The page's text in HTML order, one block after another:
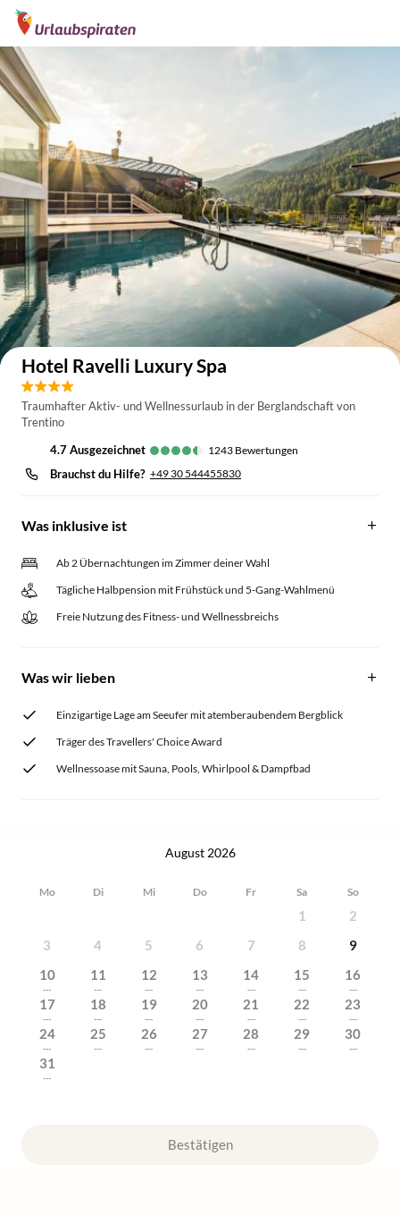
Auf der Karte anzeigen
Hotel Ravelli Luxury Spa
Traumhafter Aktiv- und Wellnessurlaub in der Berglandschaft von
Trentino
4.7
ausgezeichnet 1243 Bewertungen
Brauchst du Hilfe? +49 30 544455830
Was inklusive ist
Ab 2 Übernachtungen im Zimmer deiner Wahl
Tägliche Halbpension mit Frühstück und 5-Gang-Wahlmenü
Freie Nutzung des Fitness- und Wellnessbreichs
Was wir lieben
Einzigartige Lage am Seeufer mit atemberaubendem Bergblick
Träger des Travellers' Choice Award
Wellnessoase mit Sauna, Pools, Whirlpool & Dampfbad
August 2026
Mo Di Mi Do Fr Sa So
1
2
3
4 5 6 7 8
9
10
---
11
---
12
---
13
---
14
---
15
---
16
---
17
---
18
---
19
---
20
---
21
---
22
---
23
---
24
---
25
---
26
---
27
---
28
---
29
---
30
---
31
---
Bestätigen